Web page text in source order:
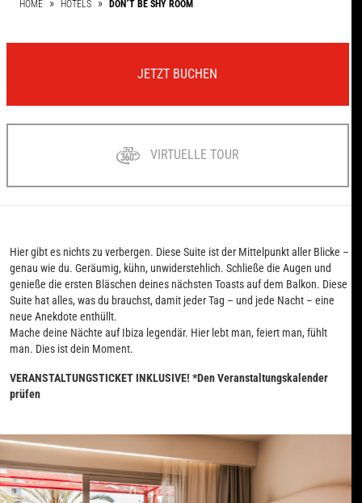
HOME HOTELS DON´T BE SHY ROOM
JETZT BUCHEN
VIRTUELLE TOUR
Hier gibt es nichts zu verbergen. Diese Suite ist der Mittelpunkt aller Blicke –
genau wie du. Geräumig, kühn, unwiderstehlich. Schließe die Augen und
genieße die ersten Bläschen deines nächsten Toasts auf dem Balkon. Diese
Suite hat alles, was du brauchst, damit jeder Tag – und jede Nacht – eine
neue Anekdote enthüllt.
Mache deine Nächte auf Ibiza legendär. Hier lebt man, feiert man, fühlt
man. Dies ist dein Moment.
VERANSTALTUNGSTICKET INKLUSIVE! *Den Veranstaltungskalender
prüfen